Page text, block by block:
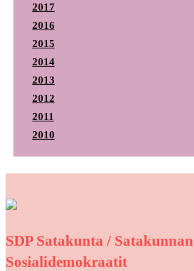
2017
2016
2015
2014
2013
2012
2011
2010
SDP Satakunta / Satakunnan
Sosialidemokraatit